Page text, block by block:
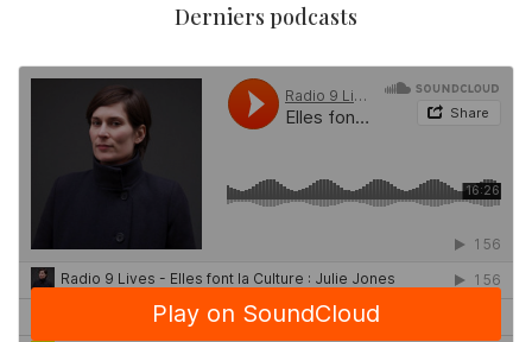
Derniers podcasts